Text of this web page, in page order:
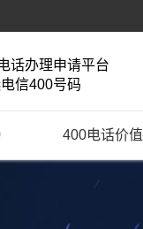
话办理申请平台
信400号码
400电话价值